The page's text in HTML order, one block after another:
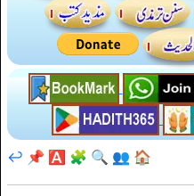
🏠
👥
🔍
🧩
🅰️
📌
↩️